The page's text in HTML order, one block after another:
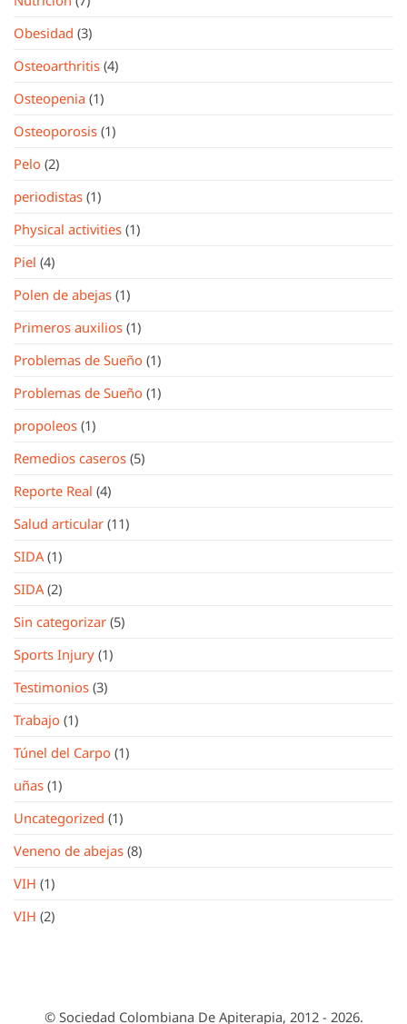
Obesidad (3)
Osteoarthritis (4)
Osteopenia (1)
Osteoporosis (1)
Pelo (2)
periodistas (1)
Physical activities (1)
Piel (4)
Polen de abejas (1)
Primeros auxilios (1)
Problemas de Sueño (1)
Problemas de Sueño (1)
propoleos (1)
Remedios caseros (5)
Reporte Real (4)
Salud articular (11)
SIDA (1)
SIDA (2)
Sin categorizar (5)
Sports Injury (1)
Testimonios (3)
Trabajo (1)
Túnel del Carpo (1)
uñas (1)
Uncategorized (1)
Veneno de abejas (8)
VIH (1)
VIH (2)
© Sociedad Colombiana De Apiterapia, 2012 - 2026.